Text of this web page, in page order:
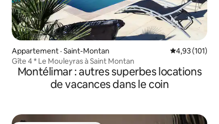
Appartement · Saint-Montan Note
4,93 (101)
Gîte 4 * Le Mouleyras à Saint Montan
Montélimar : autres superbes locations
de vacances dans le coin